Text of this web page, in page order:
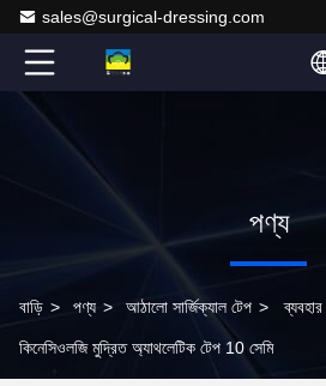
sales@surgical-dressing.com
পণ্য
বাড়ি > পণ্য > আঠালো সার্জিক্যাল টেপ >
কিনেসিওলজি মুদ্রিত অ্যাথলেটিক টেপ 10 সেমি